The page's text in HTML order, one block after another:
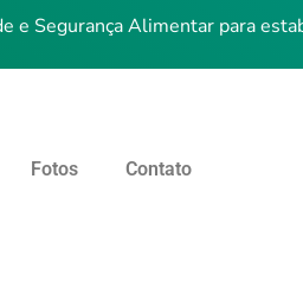
e Segurança Alimentar para
Fotos Contato